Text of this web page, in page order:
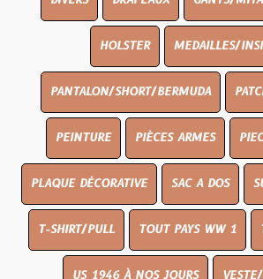
HOLSTER MEDAILLES/
PANTALON/SHORT/BERMUDA
PEINTURE PIÈCES ARMES
PLAQUE DÉCORATIVE SAC A DOS
T-SHIRT/PULL TOUT PAYS WW 1
US 1946 À NOS JOURS